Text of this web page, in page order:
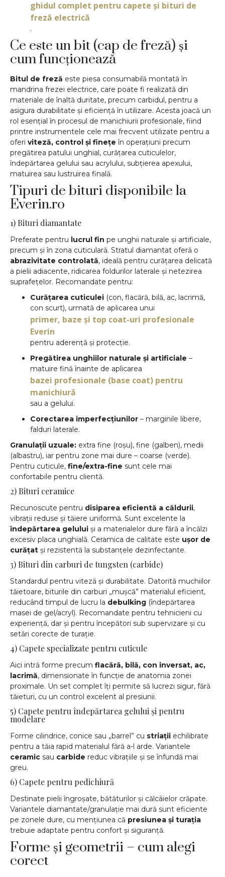
ghidul complet pentru capete și bituri de
freză electrică
.
Ce este un bit (cap de freză) și
cum funcționează
Bitul de freză este piesa consumabilă montată în
mandrina frezei electrice, care poate fi realizată din
materiale de înaltă duritate, precum carbidul, pentru a
asigura durabilitate și eficiență în utilizare. Acesta joacă un
rol esențial în procesul de manichiurii profesionale, fiind
printre instrumentele cele mai frecvent utilizate pentru a
oferi viteză, control și finețe în operațiuni precum
pregătirea patului unghial, curățarea cuticulelor,
îndepărtarea gelului sau acrylului, subțierea apexului,
matuirea sau lustruirea finală.
Tipuri de bituri disponibile la
Everin.ro
1) Bituri diamantate
Preferate pentru lucrul fin pe unghii naturale și artificiale,
precum și în zona cuticulară. Stratul diamantat oferă o
abrazivitate controlată, ideală pentru curățarea delicată
a pielii adiacente, ridicarea foldurilor laterale și netezirea
suprafețelor. Recomandate pentru:
Curățarea cuticulei (con, flacără, bilă, ac, lacrimă,
con scurt), urmată de aplicarea unui
primer, baze și top coat-uri profesionale
Everin
pentru aderență și protecție.
Pregătirea unghiilor naturale și artificiale –
matuire fină înainte de aplicarea
bazei profesionale (base coat) pentru
manichiură
sau a gelului.
Corectarea imperfecțiunilor – marginile libere,
falduri laterale.
Granulații uzuale: extra fine (roșu), fine (galben), medii
(albastru), iar pentru zone mai dure – coarse (verde).
Pentru cuticule, fine/extra-fine sunt cele mai
confortabile pentru clientă.
2) Bituri ceramice
Recunoscute pentru disiparea eficientă a căldurii,
vibrații reduse și tăiere uniformă. Sunt excelente la
îndepărtarea gelului și a materialelor dure fără a încălzi
excesiv placa unghială. Ceramica de calitate este ușor de
curățat și rezistentă la substanțele dezinfectante.
3) Bituri din carburi de tungsten (carbide)
Standardul pentru viteză și durabilitate. Datorită muchiilor
tăietoare, biturile din carburi „mușcă” materialul eficient,
reducând timpul de lucru la debulking (îndepărtarea
masei de gel/acryl). Recomandate pentru tehnicieni cu
experiență, dar și pentru începători sub supervizare și cu
setări corecte de turație.
4) Capete specializate pentru cuticule
Aici intră forme precum flacără, bilă, con inversat, ac,
lacrimă, dimensionate în funcție de anatomia zonei
proximale. Un set complet îți permite să lucrezi sigur, fără
tăieturi, cu un control excelent al presiunii.
5) Capete pentru îndepărtarea gelului și pentru
modelare
Forme cilindrice, conice sau „barrel” cu striații echilibrate
pentru a tăia rapid materialul fără a-l arde. Variantele
ceramic sau carbide reduc vibrațiile și se înfundă mai
greu.
6) Capete pentru pedichiură
Destinate pielii îngroșate, bătăturilor și călcâielor crăpate.
Variantele diamantate/granulație mai dură sunt eficiente
pe zonele dure, cu mențiunea că presiunea și turația
trebuie adaptate pentru confort și siguranță.
Forme și geometrii – cum alegi
corect